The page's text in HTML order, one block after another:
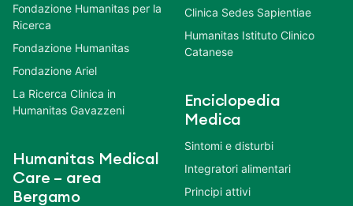
Fondazione Humanitas per la
Ricerca
Fondazione Humanitas
Fondazione Ariel
La Ricerca Clinica in
Humanitas Gavazzeni
Humanitas Medical
Care – area
Bergamo
Clinica Sedes Sapientiae
Humanitas Istituto Clinico
Catanese
Enciclopedia
Medica
Sintomi e disturbi
Integratori alimentari
Principi attivi